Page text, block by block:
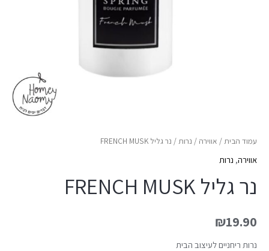
עמוד הבית/ אווירה / נרות/ נר גליל FRENCH MUSK
אווירה, נרות
נר גליל FRENCH MUSK
₪19.90
נרות ריחניים לעיצוב הבית